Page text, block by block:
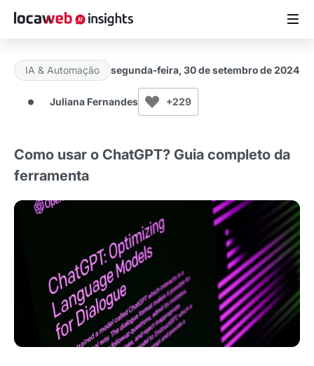
ARTIGOS
MATERIAIS GRATUITOS
ESTUDOS
CASES DE SUCESSO
LOCAWEB.COM.BR
IA & Automação segunda-feira, 30 de setembro de 2024
Juliana Fernandes +229
Como usar o ChatGPT? Guia completo da
ferramenta